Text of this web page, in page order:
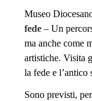
Museo
fede – Un
ma anche come
artistiche. Visita
la fede e l’antico
Sono previsti,